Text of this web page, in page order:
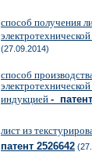
способ получения
электротехнической
(27.09.2014)
способ
индукцией -
лист из
патент 2526642